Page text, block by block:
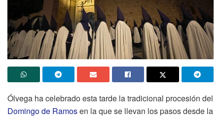
Ólvega ha celebrado esta tarde la tradicional procesión del
Domingo de Ramosen la que se llevan los pasos desde la